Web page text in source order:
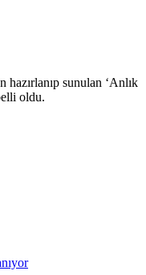
sunulan ‘Anlık
oldu.